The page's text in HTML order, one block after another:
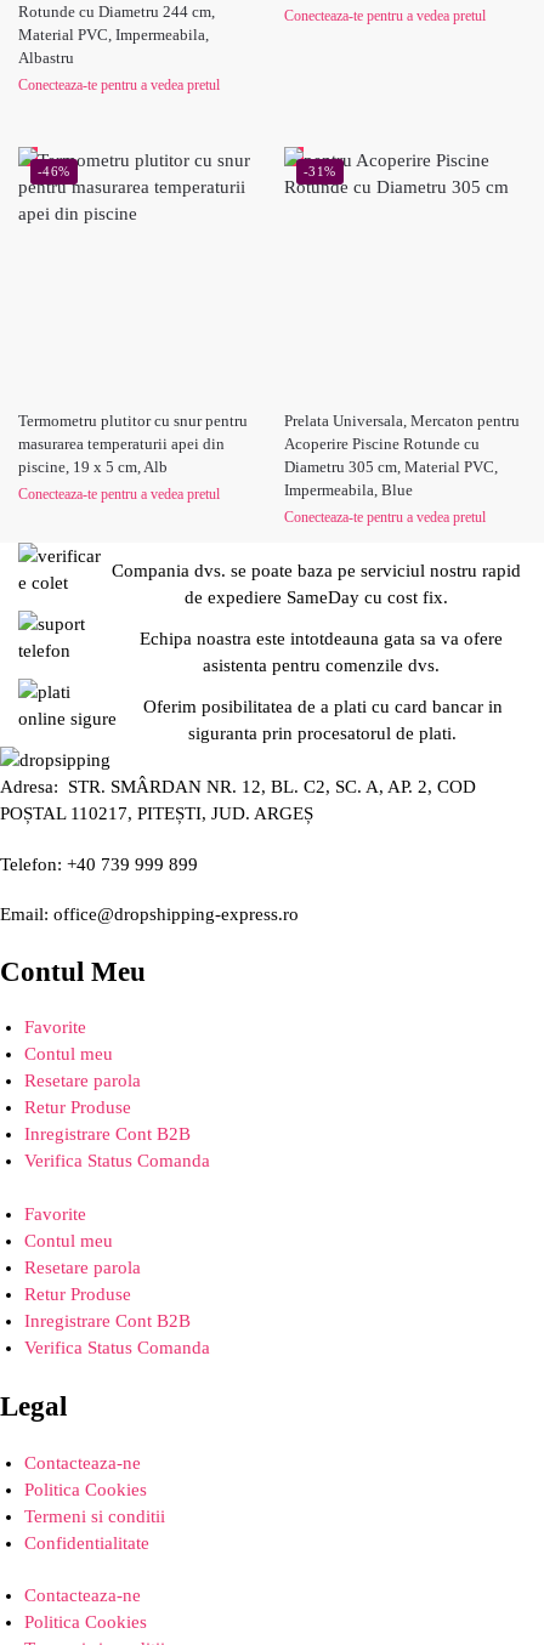
Rotunde cu Diametru 244 cm,
Material PVC, Impermeabila,
Albastru
Conecteaza-te pentru a vedea pretul
Conecteaza-te pentru a vedea pretul
-46%
Termometru plutitor cu snur pentru
masurarea temperaturii apei din
piscine, 19 x 5 cm, Alb
Conecteaza-te pentru a vedea pretul
-31%
Prelata Universala, Mercaton pentru
Acoperire Piscine Rotunde cu
Diametru 305 cm, Material PVC,
Impermeabila, Blue
Conecteaza-te pentru a vedea pretul
Compania dvs. se poate baza pe serviciul nostru rapid
de expediere SameDay cu cost fix.
Echipa noastra este intotdeauna gata sa va ofere
asistenta pentru comenzile dvs.
Oferim posibilitatea de a plati cu card bancar in
siguranta prin procesatorul de plati.
Adresa: STR. SMÂRDAN NR. 12, BL. C2, SC. A, AP. 2, COD
POȘTAL 110217, PITEȘTI, JUD. ARGEȘ
Telefon: +40 739 999 899
Email: office@dropshipping-express.ro
Contul Meu
Favorite
Contul meu
Resetare parola
Retur Produse
Inregistrare Cont B2B
Verifica Status Comanda
Favorite
Contul meu
Resetare parola
Retur Produse
Inregistrare Cont B2B
Verifica Status Comanda
Legal
Contacteaza-ne
Politica Cookies
Termeni si conditii
Confidentialitate
Contacteaza-ne
Politica Cookies